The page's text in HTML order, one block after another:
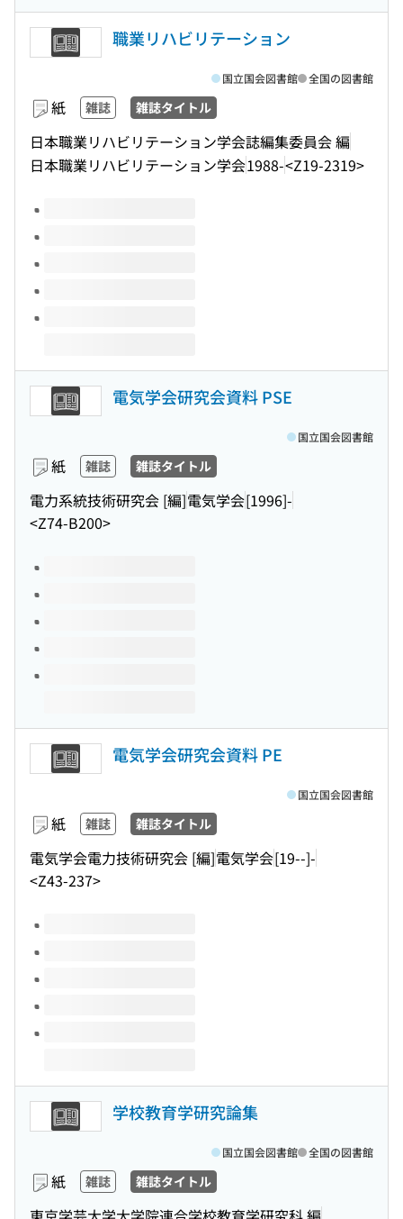
職業リハビリテーション
紙 雑誌 雑誌タイトル
日本職業リハビリテーション学会誌編集委員会 編
日本職業リハビリテーション学会1988-<Z19-2319>
国立国会図書館 全国の図書館
このタイトルの巻号
電気学会研究会資料 PSE
紙 雑誌 雑誌タイトル
電力系統技術研究会 [編]電気学会[1996]-
<Z74-B200>
国立国会図書館
このタイトルの巻号
電気学会研究会資料 PE
紙 雑誌 雑誌タイトル
電気学会電力技術研究会 [編]電気学会[19--]-
<Z43-237>
国立国会図書館
このタイトルの巻号
学校教育学研究論集
紙 雑誌 雑誌タイトル
国立国会図書館 全国の図書館